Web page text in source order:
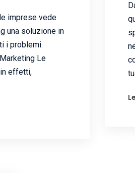
imprese vede
una soluzione in
i problemi.
Le
effetti,